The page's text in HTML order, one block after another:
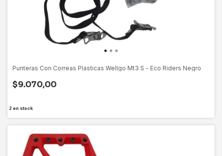
Punteras Con Correas Plasticas Wellgo Mt3 S - Eco Riders Negro
$9.070,00
2 en stock